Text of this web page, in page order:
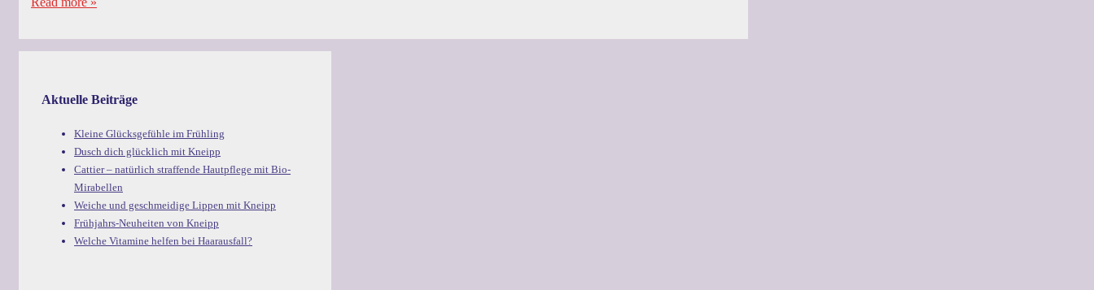
mit
Einlage
Aktuelle Beiträge
Kleine Glücksgefühle im Frühling
Dusch dich glücklich mit Kneipp
Cattier – natürlich straffende Hautpflege mit Bio-
Mirabellen
Weiche und geschmeidige Lippen mit Kneipp
Frühjahrs-Neuheiten von Kneipp
Welche Vitamine helfen bei Haarausfall?